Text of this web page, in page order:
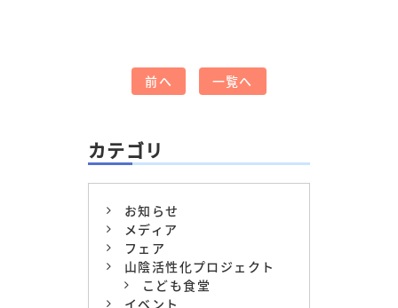
前へ 一覧へ
カテゴリ
お知らせ
メディア
フェア
山陰活性化プロジェクト
こども食堂
イベント